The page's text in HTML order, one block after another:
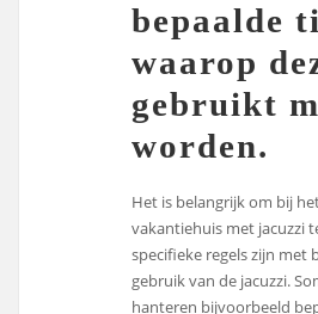
bepaalde
waarop
gebruikt
worden.
Het is belangrijk om bij
vakantiehuis met jacuzzi
specifieke regels zijn
gebruik van de jacuzzi.
hanteren bijvoorbeeld